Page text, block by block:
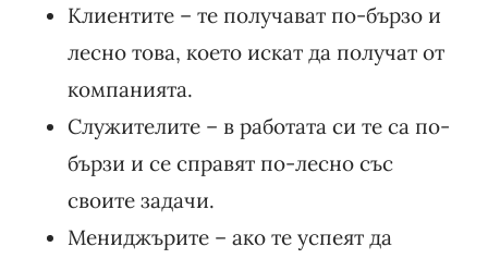
Клиентите – те получават по-бързо и
лесно това, което искат да получат от
компанията.
Служителите – в работата си те са по-
бързи и се справят по-лесно със
своите задачи.
Мениджърите – ако те успеят да